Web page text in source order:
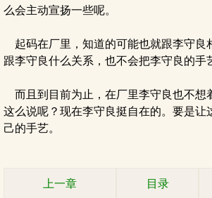
么会主动宣扬一些呢。
起码在厂里，知道的可能也就跟李守良
跟李守良什么关系，也不会把李守良的手
而且到目前为止，在厂里李守良也不想
这么说呢？现在李守良挺自在的。要是让
己的手艺。
上一章 目录